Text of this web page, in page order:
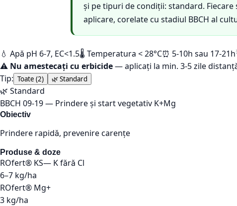
și pe tipuri de condiții: standard.
aplicare, corelate cu stadiul BBCH al
💧 Apă pH 6-7, EC<1.5🌡️ Temperatura < 28°C⏰ 5-10h sau 17-21h
⚠️ Nu amestecați cu erbicide— aplicați la min. 3-5 zile
Tip: Toate (2) 🌿Standard
🌿 Standard
BBCH 09-19— Prindere și start vegetativ K+Mg
Obiectiv
Prindere rapidă, prevenire carențe
Produse & doze
ROfert® KS— K fără Cl
6–7 kg/ha
ROfert® Mg+
3 kg/ha